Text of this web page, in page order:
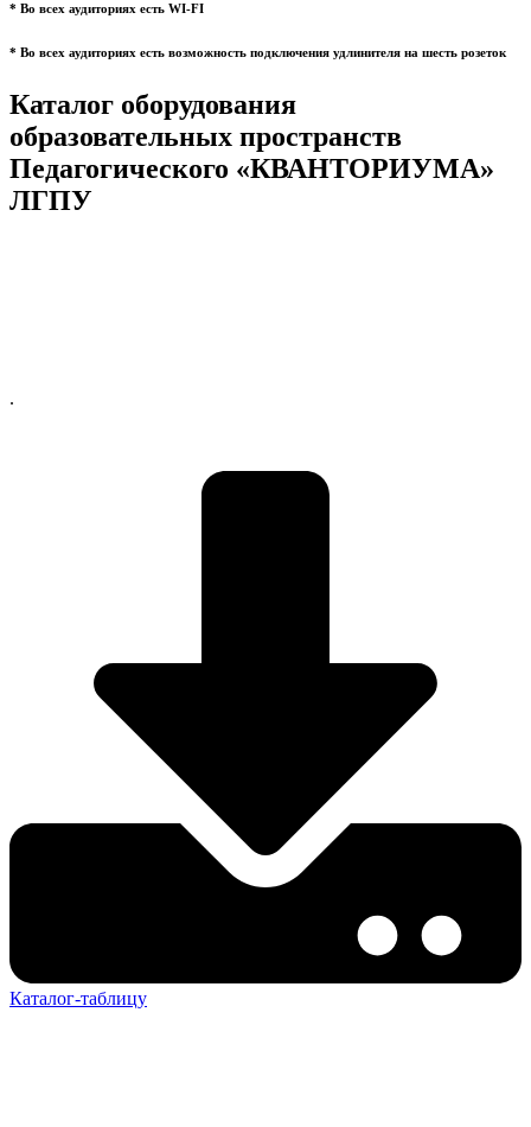
* Во всех аудиториях есть WI-FI
* Во всех аудиториях есть возможность подключения удлинителя на шесть розеток
Каталог оборудования
образовательных пространств
Педагогического «КВАНТОРИУМА»
ЛГПУ
.
Каталог-таблицу